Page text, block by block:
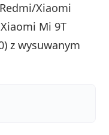
Xiaomi
Mi 9T
z wysuwanym